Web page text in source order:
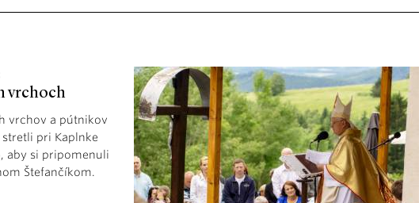
vrchoch
vrchov a pútnikov
stretli pri Kaplnke
aby si pripomenuli
Štefančíkom.